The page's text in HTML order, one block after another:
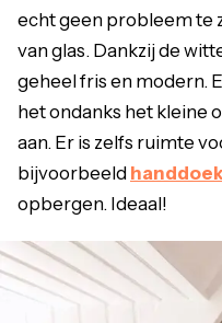
echt geen probleem te
van glas. Dankzij de
geheel fris en modern.
het ondanks het kleine
aan. Er is zelfs ruimte
bijvoorbeeld
opbergen. Ideaal!